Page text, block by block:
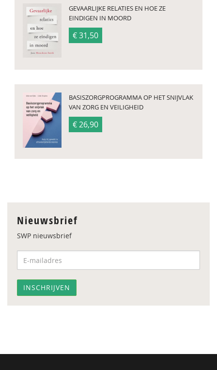
GEVAARLIJKE RELATIES EN HOE ZE
EINDIGEN IN MOORD
€ 31,50
BASISZORGPROGRAMMA OP HET SNIJVLAK
VAN ZORG EN VEILIGHEID
€ 26,90
Nieuwsbrief
SWP nieuwsbrief